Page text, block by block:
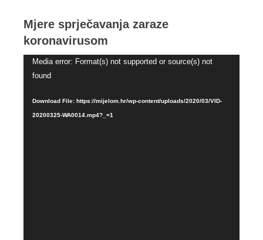
Mjere sprječavanja zaraze
koronavirusom
Video
Player
Media error: Format(s) not supported or source(s) not
found
Download File: https://mijelom.hr/wp-content/uploads/2020/03/VID-
20200325-WA0014.mp4?_=1